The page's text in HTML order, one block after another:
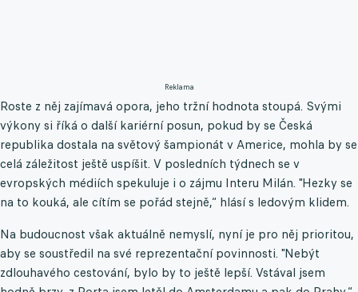
Reklama
Roste z něj zajímavá opora, jeho tržní hodnota stoupá. Svými
výkony si říká o další kariérní posun, pokud by se Česká
republika dostala na světový šampionát v Americe, mohla by se
celá záležitost ještě uspíšit. V posledních týdnech se v
evropských médiích spekuluje i o zájmu Interu Milán. "Hezky se
na to kouká, ale cítím se pořád stejně,“ hlásí s ledovým klidem.
Na budoucnost však aktuálně nemyslí, nyní je pro něj prioritou,
aby se soustředil na své reprezentační povinnosti. "Nebýt
zdlouhavého cestování, bylo by to ještě lepší. Vstával jsem